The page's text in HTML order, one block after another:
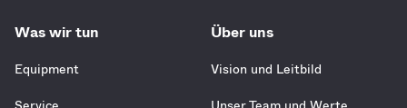
Was wir tun
Equipment
Über uns
Vision und Leitbild